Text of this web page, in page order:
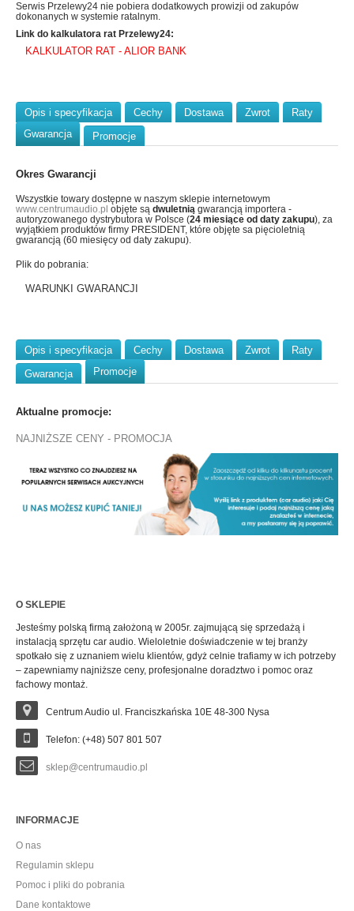
Serwis Przelewy24 nie pobiera dodatkowych prowizji od zakupów
dokonanych w systemie ratalnym.
Link do kalkulatora rat Przelewy24:
KALKULATOR RAT - ALIOR BANK
Opis i specyfikacja Cechy Dostawa Zwrot
Raty
Gwarancja
Promocje
Okres Gwarancji
Wszystkie towary dostępne w naszym sklepie internetowym
www.centrumaudio.pl objęte są dwuletnią gwarancją importera -
autoryzowanego dystrybutora w Polsce (24 miesiące od daty zakupu), za
wyjątkiem produktów firmy PRESIDENT, które objęte sa pięcioletnią
gwarancją (60 miesięcy od daty zakupu).
Plik do pobrania:
WARUNKI GWARANCJI
Opis i specyfikacja Cechy Dostawa Zwrot
Raty
Gwarancja
Promocje
Aktualne promocje:
NAJNIŻSZE CENY - PROMOCJA
O SKLEPIE
Jesteśmy polską firmą założoną w 2005r. zajmującą się sprzedażą i
instalacją sprzętu car audio. Wieloletnie doświadczenie w tej branży
spotkało się z uznaniem wielu klientów, gdyż celnie trafiamy w ich potrzeby
– zapewniamy najniższe ceny, profesjonalne doradztwo i pomoc oraz
fachowy montaż.
Centrum Audio ul. Franciszkańska 10E 48-300 Nysa
Telefon: (+48) 507 801 507
sklep@centrumaudio.pl
INFORMACJE
O nas
Regulamin sklepu
Pomoc i pliki do pobrania
Dane kontaktowe